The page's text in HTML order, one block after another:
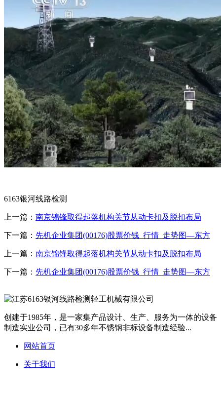
6163银河线路检测
上一篇： 南京锦锋取得起落机构关节从动卡扣及脱扣布局
下一篇： 先机企业集团(00176)股票价钱_行情_走势图—东方
上一篇： 南京锦锋取得起落机构关节从动卡扣及脱扣布局
下一篇： 先机企业集团(00176)股票价钱_行情_走势图—东方
创建于1985年，是一家集产品设计、生产、服务为一体的设备
制造实业公司，已有30多年不锈钢非标设备制造经验...
网站首页
关于我们